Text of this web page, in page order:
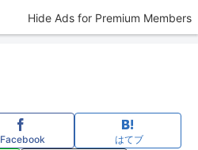
Hide Ads for Premium Members
Facebook はてブ